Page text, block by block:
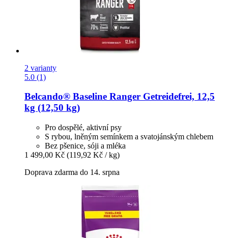
2 varianty
5.0 (1)
Belcando® Baseline Ranger Getreidefrei, 12,5
kg (12,50 kg)
Pro dospělé, aktivní psy
S rybou, lněným semínkem a svatojánským chlebem
Bez pšenice, sóji a mléka
1 499,00 Kč (119,92 Kč / kg)
Doprava zdarma do 14. srpna